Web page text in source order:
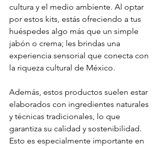
cultura y el medio ambiente. Al optar
por estos kits, estás ofreciendo a tus
huéspedes algo más que un simple
jabón o crema; les brindas una
experiencia sensorial que conecta con
la riqueza cultural de México.
Además, estos productos suelen estar
elaborados con ingredientes naturales
y técnicas tradicionales, lo que
garantiza su calidad y sostenibilidad.
Esto es especialmente importante en